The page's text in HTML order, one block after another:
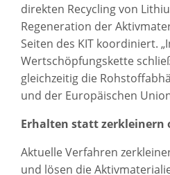
direkten Recycling von
Regeneration der
Seiten des KIT koordiniert.
Wertschöpfungskette
gleichzeitig die
und der Europäischen
Erhalten statt zerkleinern
Aktuelle Verfahren
und lösen die